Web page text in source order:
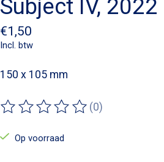
Subject IV, 2022
€1,50
Incl. btw
150 x 105 mm
De beoordeling van dit product is
(0)
Op voorraad